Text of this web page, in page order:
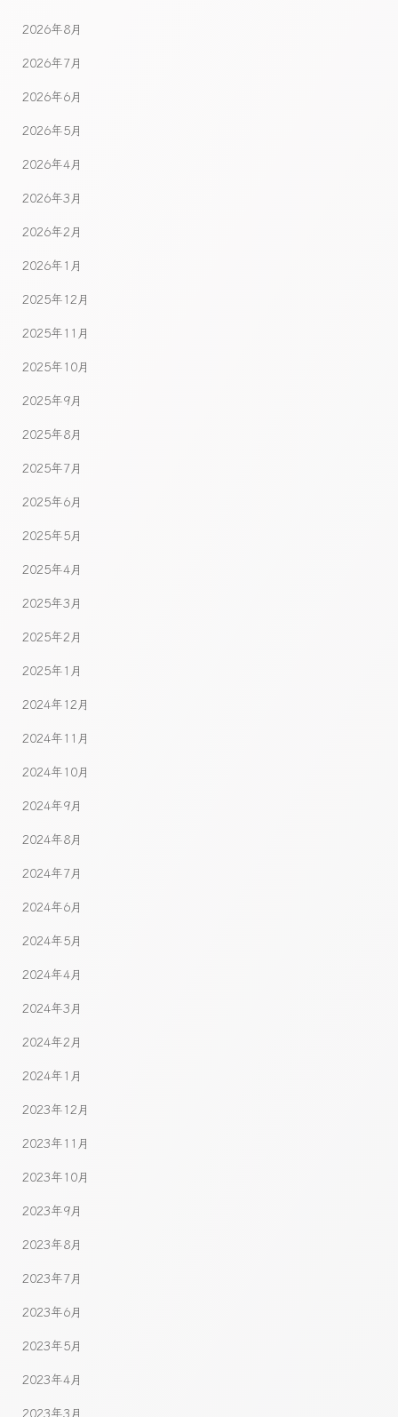
2026年8月
2026年7月
2026年6月
2026年5月
2026年4月
2026年3月
2026年2月
2026年1月
2025年12月
2025年11月
2025年10月
2025年9月
2025年8月
2025年7月
2025年6月
2025年5月
2025年4月
2025年3月
2025年2月
2025年1月
2024年12月
2024年11月
2024年10月
2024年9月
2024年8月
2024年7月
2024年6月
2024年5月
2024年4月
2024年3月
2024年2月
2024年1月
2023年12月
2023年11月
2023年10月
2023年9月
2023年8月
2023年7月
2023年6月
2023年5月
2023年4月
2023年3月